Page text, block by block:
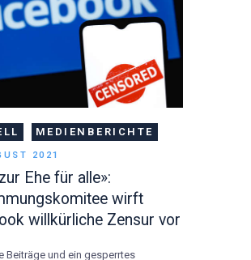
MEDIENBERICHTE
2021
Ehe für alle»:
wirft
willkürliche Zensur vor
Beiträge und ein gesperrtes